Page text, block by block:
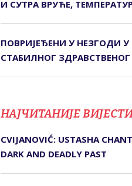
И СУТРА ВРУЋЕ,
ПОВРИЈЕЂЕНИ У НЕЗГОДИ У
СTАБИЛНОГ
НАЈЧИТАНИЈЕ
CVIJANOVIĆ: USTASHA
DARK AND DEADLY PAST